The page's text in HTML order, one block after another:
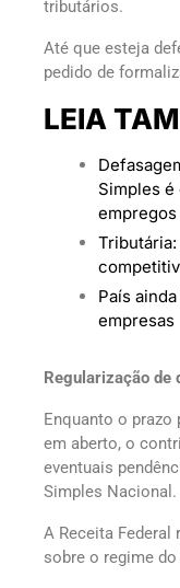
tributários.
Até que esteja
pedido de
LEIA
Simples é
empregos
País
empresas
Regularização de
Enquanto o
em aberto, o
eventuais
Simples Nacional.
A Receita Federal
sobre o regime